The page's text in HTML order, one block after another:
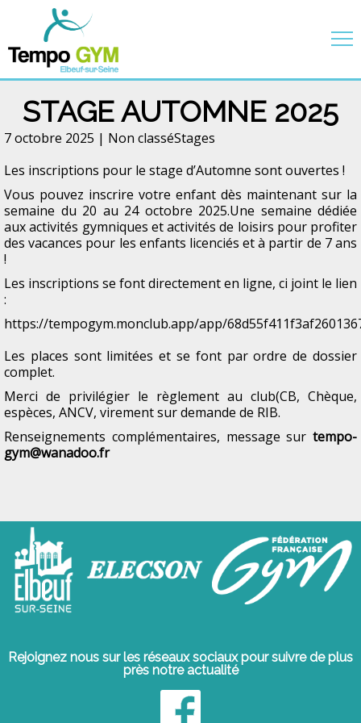
STAGE AUTOMNE 2025
7 octobre 2025 | Non classéStages
Les inscriptions pour le stage d’Automne sont ouvertes !
Vous pouvez inscrire votre enfant dès maintenant sur la
semaine du 20 au 24 octobre 2025.Une semaine dédiée
aux activités gymniques et activités de loisirs pour profiter
des vacances pour les enfants licenciés et à partir de 7 ans
!
Les inscriptions se font directement en ligne, ci joint le lien
:
https://tempogym.monclub.app/app/
Les places sont limitées et se font par ordre de dossier
complet.
Merci de privilégier le règlement au club(CB, Chèque,
espèces, ANCV, virement sur demande de RIB.
Renseignements complémentaires, message sur tempo-
gym@wanadoo.fr
Rejoignez nous sur les réseaux sociaux pour suivre de plus
près notre actualité